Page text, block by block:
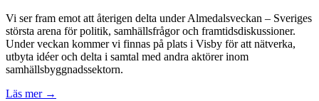
Vi ser fram emot att återigen delta under Almedalsveckan – Sveriges
största arena för politik, samhällsfrågor och framtidsdiskussioner.
Under veckan kommer vi finnas på plats i Visby för att nätverka,
utbyta idéer och delta i samtal med andra aktörer inom
samhällsbyggnadssektorn.
Läs mer →